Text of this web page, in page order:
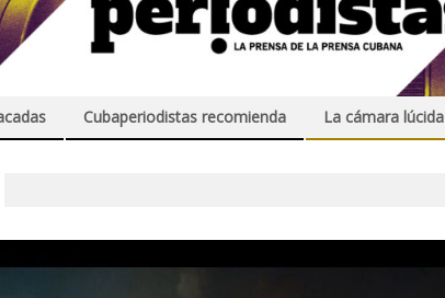
Cubaperiodistas recomienda La cámara lúcida